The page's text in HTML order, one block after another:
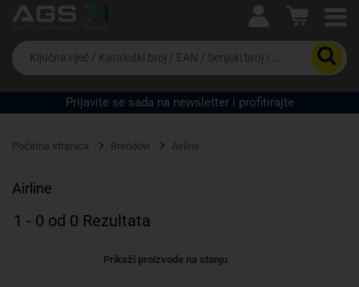
Ova postavka prilagođava asortiman proizvoda i
cijene vašim potrebama.
Da
biste
potražili
proizvod,
unesite
riječ,
EAN
serijski
Prijavite se sada na newsletter i profitirajte
Početna stranica Brendovi Airline
Airline
1 - 0 od 0 Rezultata
Prikaži proizvode na stanju